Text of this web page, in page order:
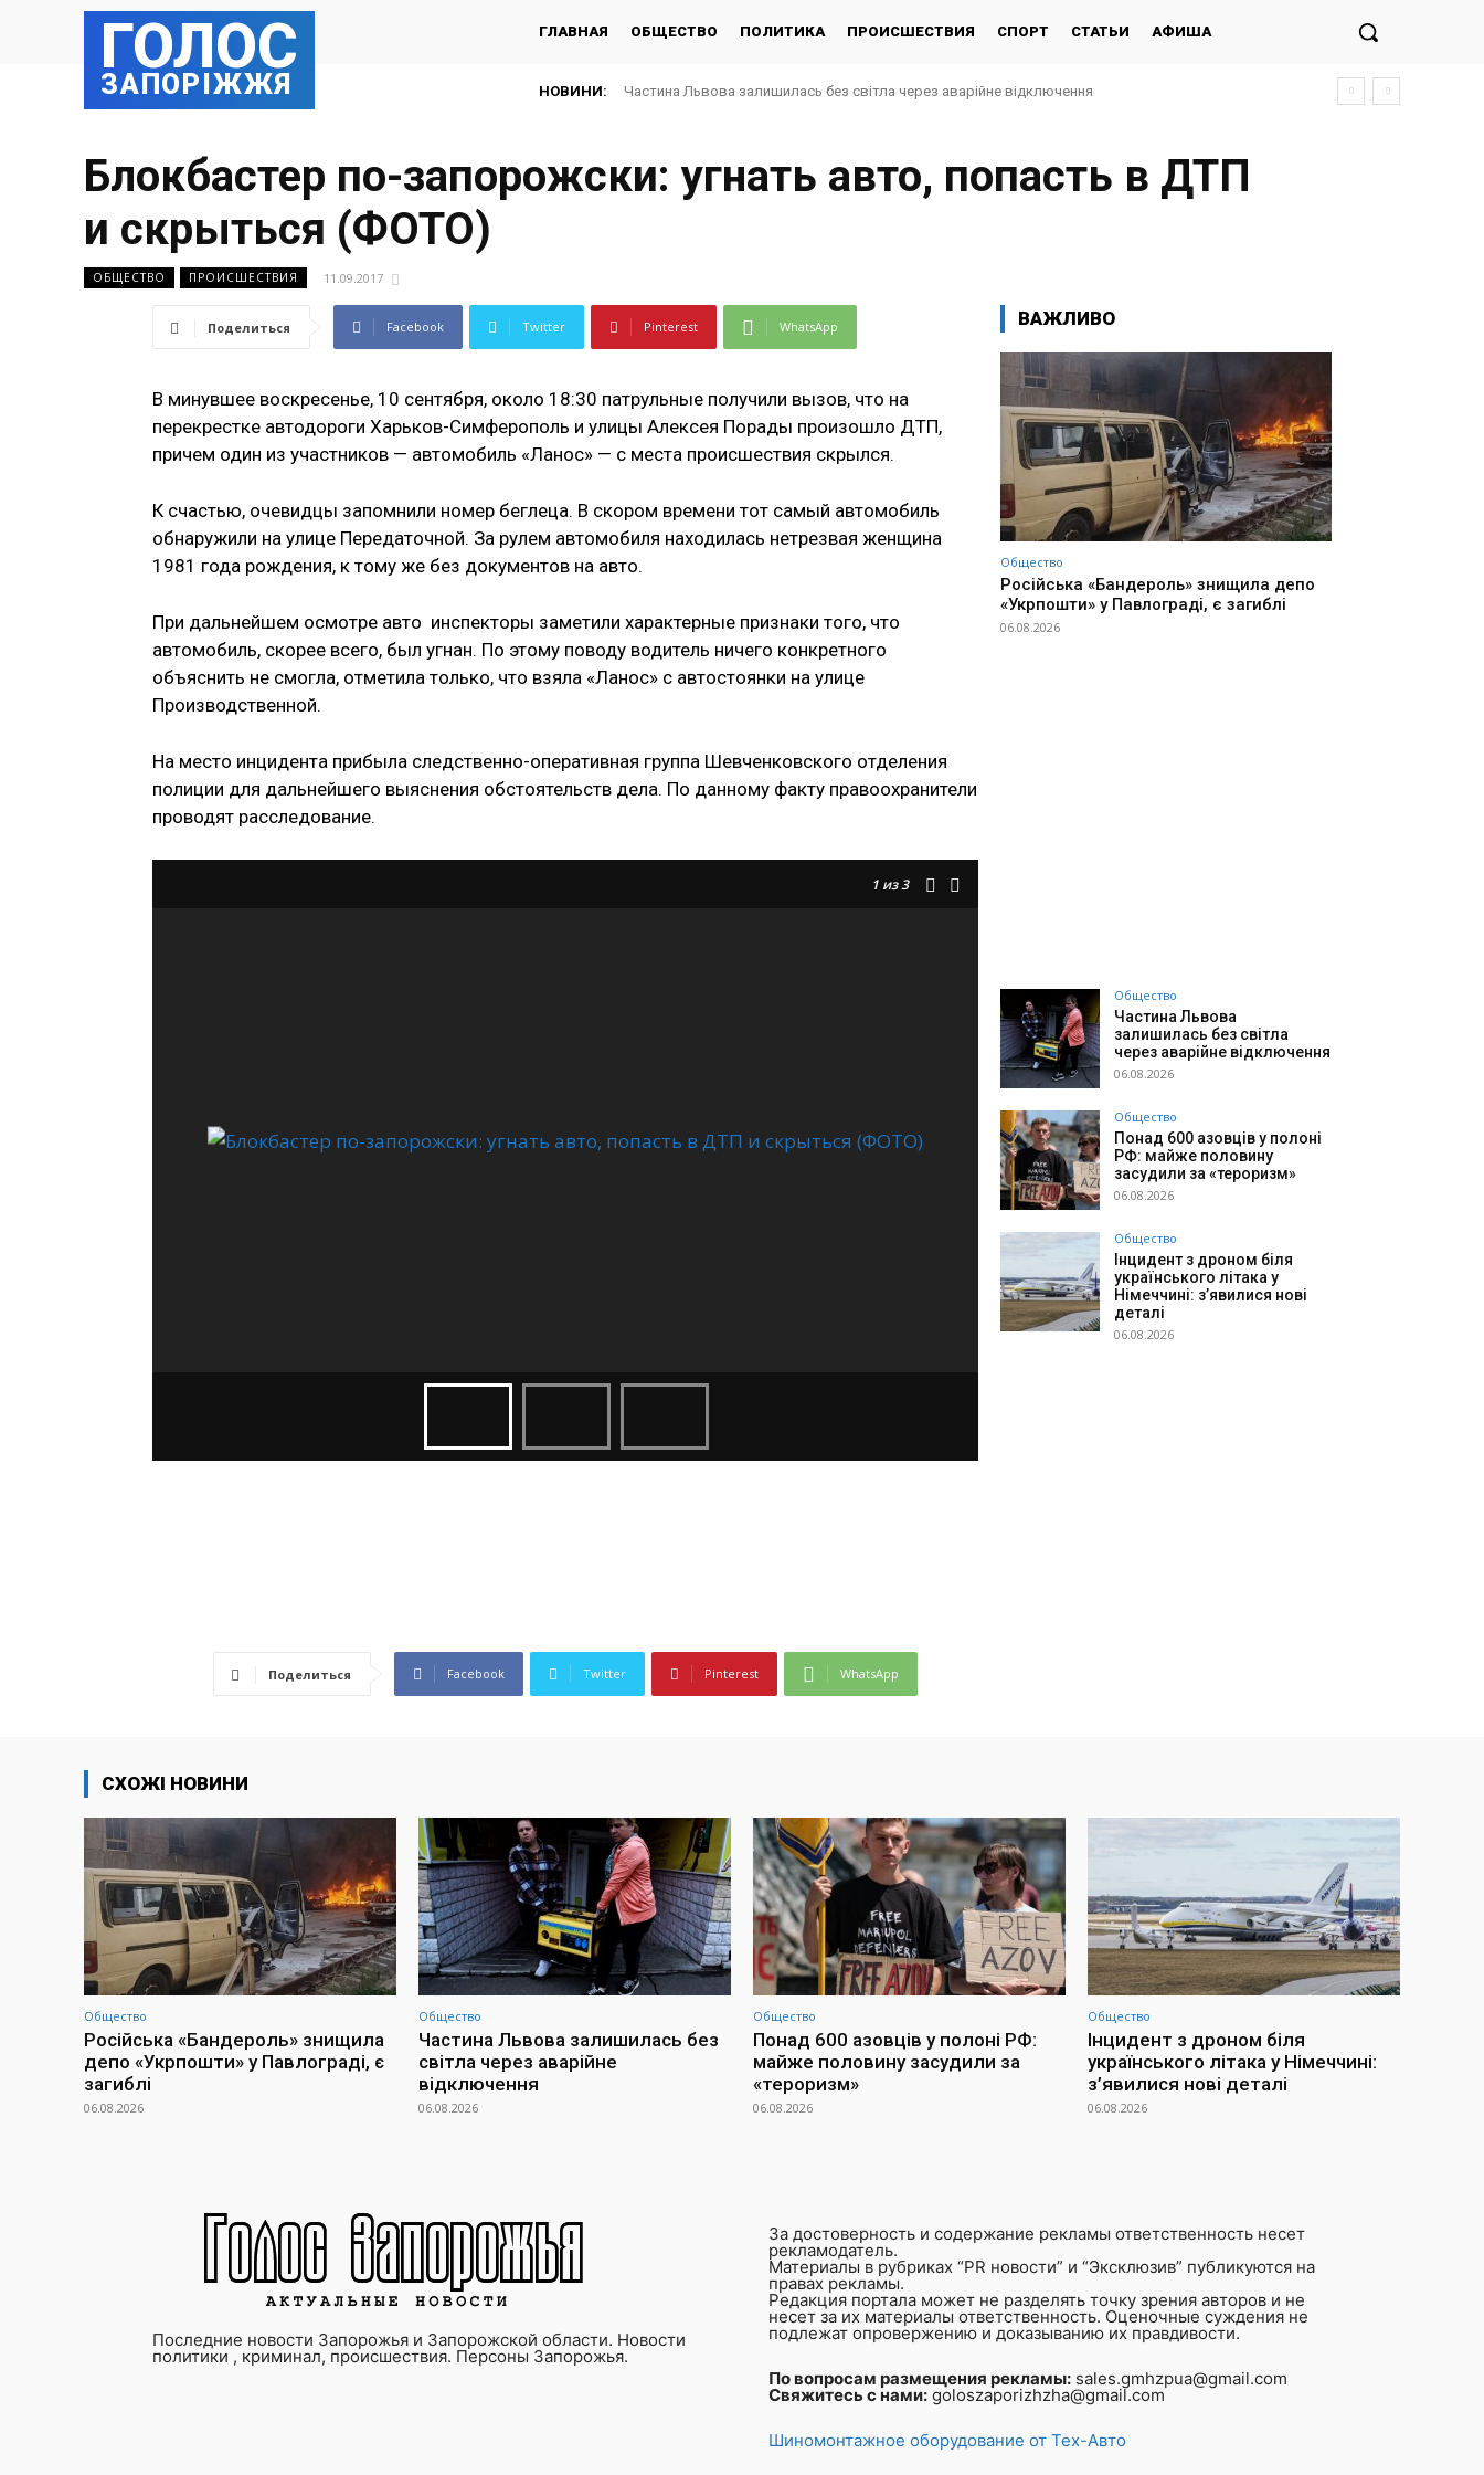
ГОЛОС
ЗАПОРІЖЖЯ
ГЛАВНАЯ ОБЩЕСТВО ПОЛИТИКА ПРОИСШЕСТВИЯ СПОРТ СТАТЬИ АФИША
НОВИНИ: Частина Львова залишилась без світла через аварійне відключення
Понад 600 азовців у полоні РФ: майже половину засудили за «тероризм»
Блокбастер по-запорожски: угнать авто, попасть в ДТП
и скрыться (ФОТО)
ОБЩЕСТВО ПРОИСШЕСТВИЯ 11.09.2017
Поделиться Facebook Twitter Pinterest WhatsApp
В минувшее воскресенье, 10 сентября, около 18:30 патрульные получили вызов, что на
перекрестке автодороги Харьков-Симферополь и улицы Алексея Порады произошло ДТП,
причем один из участников — автомобиль «Ланос» — с места происшествия скрылся.
К счастью, очевидцы запомнили номер беглеца. В скором времени тот самый автомобиль
обнаружили на улице Передаточной. За рулем автомобиля находилась нетрезвая женщина
1981 года рождения, к тому же без документов на авто.
При дальнейшем осмотре авто инспекторы заметили характерные признаки того, что
автомобиль, скорее всего, был угнан. По этому поводу водитель ничего конкретного
объяснить не смогла, отметила только, что взяла «Ланос» с автостоянки на улице
Производственной.
На место инцидента прибыла следственно-оперативная группа Шевченковского отделения
полиции для дальнейшего выяснения обстоятельств дела. По данному факту правоохранители
проводят расследование.
1 из 3
Поделиться Facebook Twitter Pinterest WhatsApp
ВАЖЛИВО
Общество
Російська «Бандероль» знищила депо
«Укрпошти» у Павлограді, є загиблі
06.08.2026
Общество
Частина Львова
залишилась без світла
через аварійне відключення
06.08.2026
Общество
Понад 600 азовців у полоні
РФ: майже половину
засудили за «тероризм»
06.08.2026
Общество
Інцидент з дроном біля
українського літака у
Німеччині: з’явилися нові
деталі
06.08.2026
СХОЖІ НОВИНИ
Общество
Російська «Бандероль» знищила
депо «Укрпошти» у Павлограді, є
загиблі
06.08.2026
Общество
Частина Львова залишилась без
світла через аварійне
відключення
06.08.2026
Общество
Понад 600 азовців у полоні РФ:
майже половину засудили за
«тероризм»
06.08.2026
Общество
Інцидент з дроном біля
українського літака у Німеччині:
з’явилися нові деталі
06.08.2026
Последние новости Запорожья и Запорожской области. Новости
политики , криминал, происшествия. Персоны Запорожья.
За достоверность и содержание рекламы ответственность несет
рекламодатель.
Материалы в рубриках “PR новости” и “Эксклюзив” публикуются на
правах рекламы.
Редакция портала может не разделять точку зрения авторов и не
несет за их материалы ответственность. Оценочные суждения не
подлежат опровержению и доказыванию их правдивости.
По вопросам размещения рекламы: sales.gmhzpua@gmail.com
Свяжитесь с нами: goloszaporizhzha@gmail.com
Шиномонтажное оборудование от Тех-Авто